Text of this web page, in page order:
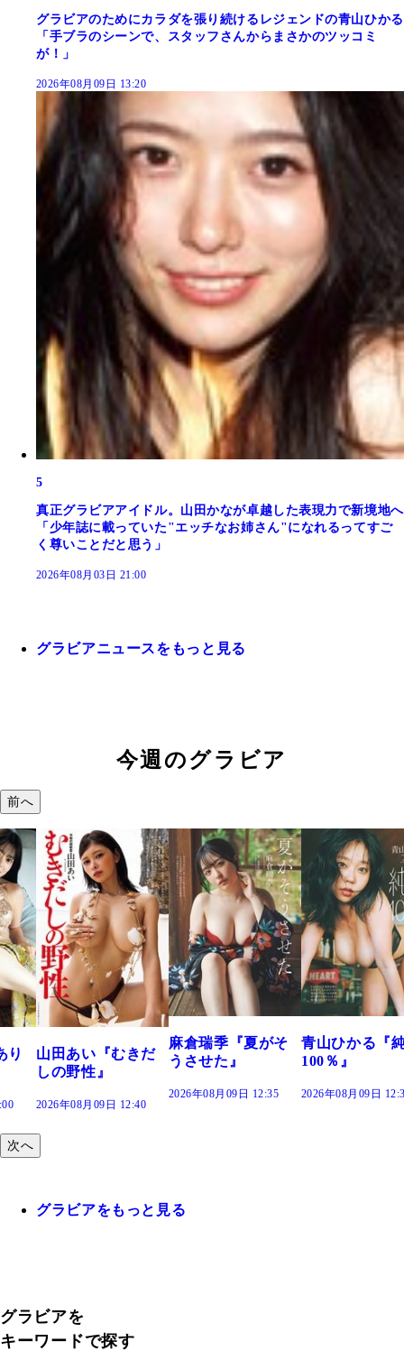
グラビアのためにカラダを張り続けるレジェンドの青山ひかる
「手ブラのシーンで、スタッフさんからまさかのツッコミ
が！」
2026年08月09日 13:20
5
真正グラビアアイドル。山田かなが卓越した表現力で新境地へ
「少年誌に載っていた"エッチなお姉さん"になれるってすご
く尊いことだと思う」
2026年08月03日 21:00
グラビアニュースをもっと見る
今週のグラビア
前へ
だ
麻倉瑞季『夏がそ
うさせた』
青山ひかる『純度
100％』
2026年08月09日 12:30
溝端 葵『もう
つの、あおい
で。』
2026年08月09日
次へ
グラビアをもっと見る
グラビアを
キーワードで探す